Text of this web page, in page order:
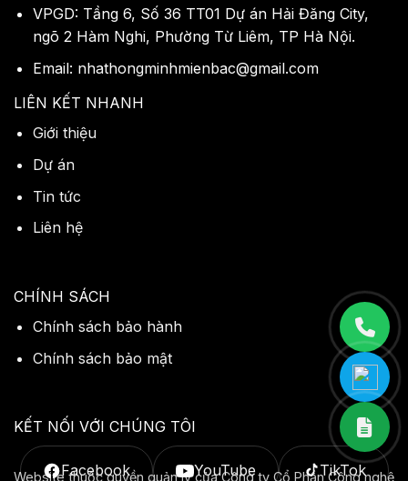
VPGD: Tầng 6, Số 36 TT01 Dự án Hải Đăng City,
ngõ 2 Hàm Nghi, Phường Từ Liêm, TP Hà Nội.
Email: nhathongminhmienbac@gmail.com
LIÊN KẾT NHANH
Giới thiệu
Dự án
Tin tức
Liên hệ
CHÍNH SÁCH
Chính sách bảo hành
Chính sách bảo mật
KẾT NỐI VỚI CHÚNG TÔI
Facebook YouTube TikTok
Website thuộc quyền quản lý của Công ty Cổ Phần Công nghệ